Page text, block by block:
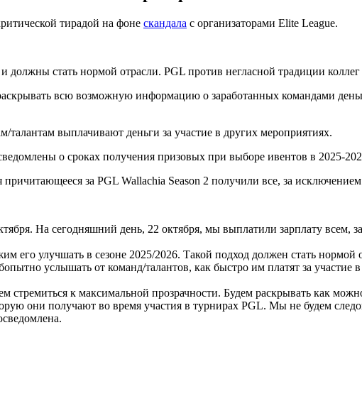
тирадой на фоне скандала с организаторами Elite League.
стать нормой отрасли. PGL против негласной традиции
всю возможную информацию о заработанных командами
талантам выплачивают деньги за участие в других мероприятиях.
о сроках получения призовых при выборе ивентов в 2025-
за PGL Wallachia Season 2 получили все, за
На сегодняшний день, 22 октября, мы выплатили зарплату
его улучшать в сезоне 2025/2026. Такой подход должен стать
услышать от команд/талантов, как быстро им платят за участие
стремиться к максимальной прозрачности. Будем раскрывать как
они получают во время участия в турнирах PGL. Мы не будем